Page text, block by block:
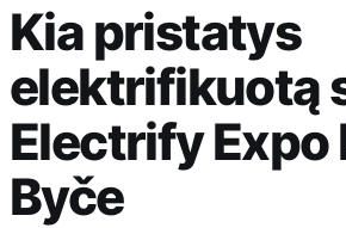
Kia pristatys
elektrifikuotą
Electrify Expo
Byče